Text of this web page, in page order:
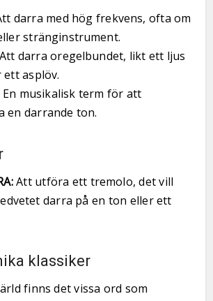
darra med hög frekvens, ofta om
stränginstrument.
Att darra oregelbundet, likt ett ljus
asplöv.
En musikalisk term för att
en darrande ton.
Att utföra ett tremolo, det vill
darra på en ton eller ett
klassiker
finns det vissa ord som